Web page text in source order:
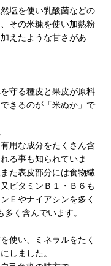
塩を使い乳酸菌などの
その米糠を使い加熱粉
えたような甘さがあ
守る種皮と果皮が原料
きるのが「米ぬか」で
る
用な成分をたくさん含
る事も知られていま
た表皮部分には食物繊
ビタミンＢ１・Ｂ６も
Ｅやナイアシンを多く
多く含んでいます。
使い、ミネラルをたく
しました。